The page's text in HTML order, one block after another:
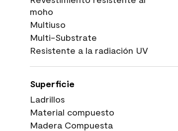
moho
Multiuso
Multi-Substrate
Resistente a la radiación UV
Superficie
Ladrillos
Material compuesto
Madera Compuesta